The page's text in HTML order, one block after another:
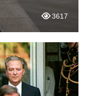
3617